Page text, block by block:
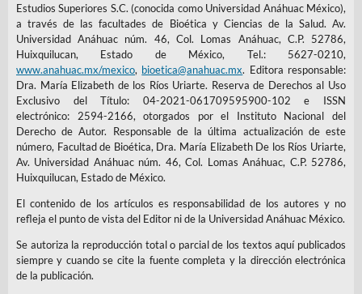
Estudios Superiores S.C. (conocida como Universidad Anáhuac México),
a través de las facultades de Bioética y Ciencias de la Salud. Av.
Universidad Anáhuac núm. 46, Col. Lomas Anáhuac, C.P. 52786,
Huixquilucan, Estado de México, Tel.: 5627-0210,
www.anahuac.mx/mexico, bioetica@anahuac.mx. Editora responsable:
Dra. María Elizabeth de los Ríos Uriarte. Reserva de Derechos al Uso
Exclusivo del Título: 04-2021-061709595900-102 e ISSN
electrónico: 2594-2166, otorgados por el Instituto Nacional del
Derecho de Autor. Responsable de la última actualización de este
número, Facultad de Bioética, Dra. María Elizabeth De los Ríos Uriarte,
Av. Universidad Anáhuac núm. 46, Col. Lomas Anáhuac, C.P. 52786,
Huixquilucan, Estado de México.
El contenido de los artículos es responsabilidad de los autores y no
refleja el punto de vista del Editor ni de la Universidad Anáhuac México.
Se autoriza la reproducción total o parcial de los textos aquí publicados
siempre y cuando se cite la fuente completa y la dirección electrónica
de la publicación.